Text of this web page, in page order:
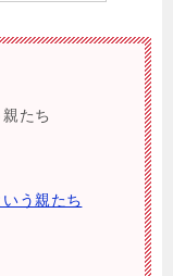
たち
いう親たち